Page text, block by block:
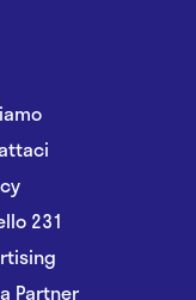
231
Partner